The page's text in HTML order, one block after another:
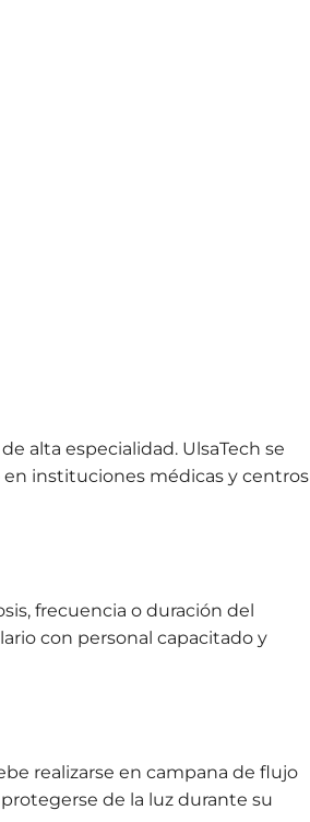
alta especialidad. UlsaTech se
en instituciones médicas y centros
frecuencia o duración del
con personal capacitado y
realizarse en campana de flujo
de la luz durante su